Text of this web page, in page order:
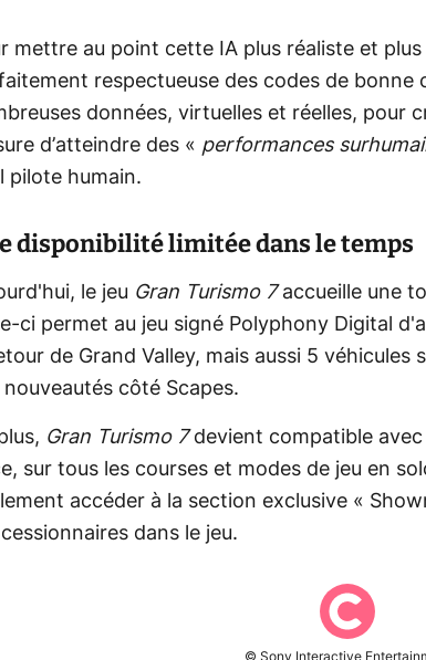
mettre au point cette IA plus réaliste et
respectueuse des codes de bonne
données, virtuelles et réelles, pour
d’atteindre des « performances
pilote humain.
disponibilité limitée dans le temps
le jeu Gran Turismo 7 accueille une
ci permet au jeu signé Polyphony Digital
de Grand Valley, mais aussi 5 véhicules
nouveautés côté Scapes.
Gran Turismo 7 devient compatible avec
sur tous les courses et modes de jeu en
accéder à la section exclusive «
dans le jeu.
© Sony Interactive